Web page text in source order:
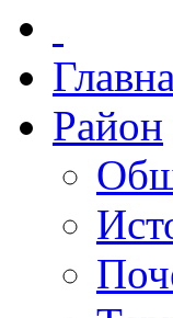
Район